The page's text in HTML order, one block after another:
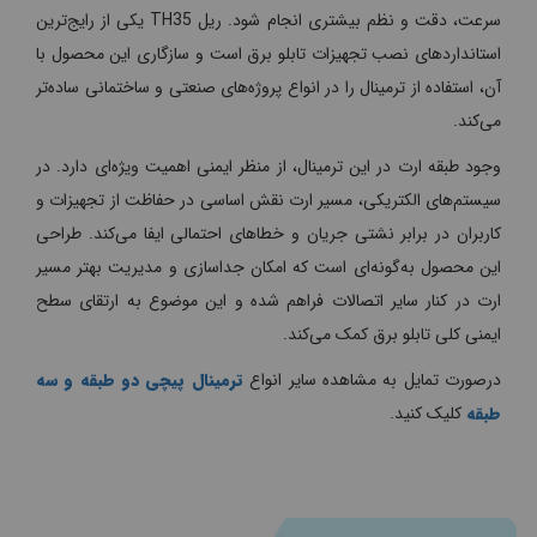
سرعت، دقت و نظم بیشتری انجام شود. ریل TH35 یکی از رایج‌ترین
استانداردهای نصب تجهیزات تابلو برق است و سازگاری این محصول با
آن، استفاده از ترمینال را در انواع پروژه‌های صنعتی و ساختمانی ساده‌تر
می‌کند.
وجود طبقه ارت در این ترمینال، از منظر ایمنی اهمیت ویژه‌ای دارد. در
سیستم‌های الکتریکی، مسیر ارت نقش اساسی در حفاظت از تجهیزات و
کاربران در برابر نشتی جریان و خطاهای احتمالی ایفا می‌کند. طراحی
این محصول به‌گونه‌ای است که امکان جداسازی و مدیریت بهتر مسیر
ارت در کنار سایر اتصالات فراهم شده و این موضوع به ارتقای سطح
ایمنی کلی تابلو برق کمک می‌کند.
درصورت تمایل به مشاهده سایر انواع ترمینال پیچی دو طبقه و سه
طبقه کلیک کنید.